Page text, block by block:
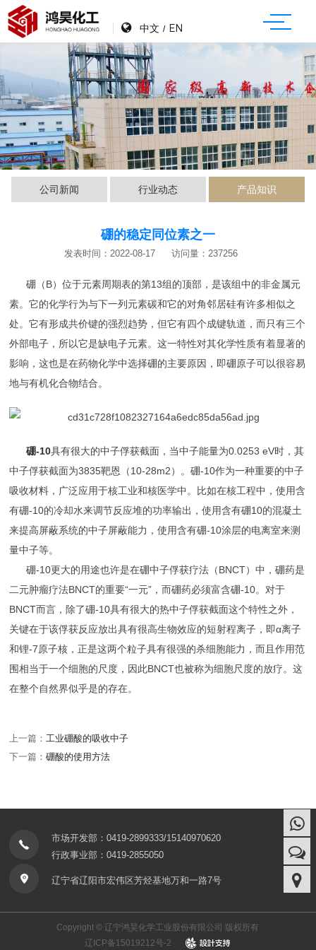
中文 / EN
公司新闻 行业动态 产品知识
硼的稳定同位素之一
发表时间：2022-08-17 访问量：237256
硼（B）位于元素周期表的第13组的顶部，是该组中的非金属元
素。它的化学行为与下一列元素碳和它的对角邻居硅有许多相似之
处。它有形成共价键的强烈趋势，但它有四个成键轨道，而只有三个
外部电子，所以它是缺电子元素。这一特性对其化学性质有着显著的
影响，这也是在药物化学中选择硼的主要原因，即硼原子可以很容易
地与有机化合物结合。
硼-10具有很大的中子俘获截面，当中子能量为0.0253 eV时，其
中子俘获截面为3835靶恩（10-28m2）。硼-10作为一种重要的中子
吸收材料，广泛应用于核工业和核医学中。比如在核工程中，使用含
有硼-10的冷却水来调节反应堆的功率输出，使用含有硼10的混凝土
来提高屏蔽系统的中子屏蔽能力，使用含有硼-10涂层的电离室来测
量中子等。
硼-10更大的用途也许是在硼中子俘获疗法（BNCT）中，硼药是
二元肿瘤疗法BNCT的重要“一元”，而硼药必须富含硼-10。对于
BNCT而言，除了硼-10具有很大的热中子俘获截面这个特性之外，
关键在于该俘获反应放出具有很高生物效应的短射程离子，即α离子
和锂-7原子核，正是这两个粒子具有很强的杀细胞能力，而且作用范
围相当于一个细胞的尺度，因此BNCT也被称为细胞尺度的放疗。这
在整个自然界似乎是的存在。
上一篇：工业硼酸的吸收中子
下一篇：硼酸的使用方法
市场开发部：0419-2899333/15140970620
行政事业部：0419-2855050
辽宁省辽阳市宏伟区芳烃基地万和一路7号
Copyright © 辽宁鸿昊化学工业股份有限公司 版权所有
辽ICP备15019212号-2
design